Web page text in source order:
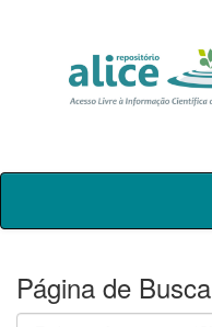
Skip
Página de Busca